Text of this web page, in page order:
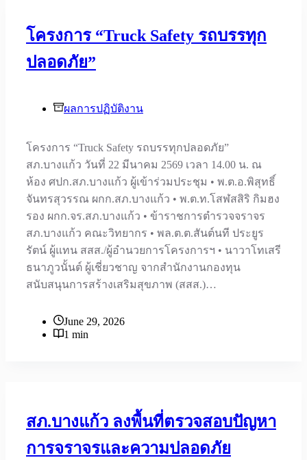
โครงการ “Truck Safety รถบรรทุก
ปลอดภัย”
ผลการปฏิบัติงาน
โครงการ “Truck Safety รถบรรทุกปลอดภัย”
สภ.บางแก้ว วันที่ 22 มีนาคม 2569 เวลา 14.00 น. ณ
ห้อง ศปก.สภ.บางแก้ว ผู้เข้าร่วมประชุม • พ.ต.อ.พิสุทธิ์
จันทรสุวรรณ ผกก.สภ.บางแก้ว • พ.ต.ท.โสฬสสิริ กิมฮง
รอง ผกก.จร.สภ.บางแก้ว • ข้าราชการตำรวจจราจร
สภ.บางแก้ว คณะวิทยากร • พล.ต.ต.สันต์นที ประยูร
รัตน์ ผู้แทน สสส./ผู้อำนวยการโครงการฯ • นาวาโทเสรี
ธนาภูวนั้นต์ ผู้เชี่ยวชาญ จากสำนักงานกองทุน
สนับสนุนการสร้างเสริมสุขภาพ (สสส.)…
June 29, 2026
1 min
สภ.บางแก้ว ลงพื้นที่ตรวจสอบปัญหา
การจราจรและความปลอดภัย